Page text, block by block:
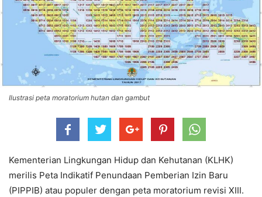
Ilustrasi peta moratorium hutan dan gambut
Kementerian Lingkungan Hidup dan Kehutanan (KLHK)
merilis Peta Indikatif Penundaan Pemberian Izin Baru
(PIPPIB) atau populer dengan peta moratorium revisi XIII.